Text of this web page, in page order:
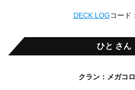
DECK LOGコード
ひと さん
クラン：メガコ